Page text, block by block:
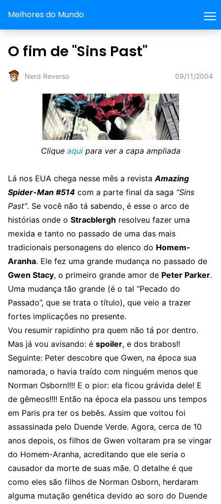
Melhores do Mundo
O fim de "Sins Past"
Nerd Reverso 09/11/2004
Clique aquipara ver a capa ampliada
Lá nos EUA chega nesse mês a revistaAmazing
Spider-Man #514 com a parte final da saga “Sins
Past”. Se você não tá sabendo, é esse o arco de
histórias onde o Stracblergh resolveu fazer uma
mexida e tanto no passado de uma das mais
tradicionais personagens do elenco do Homem-
Aranha. Ele fez uma grande mudança no passado de
Gwen Stacy, o primeiro grande amor de Peter Parker.
Uma mudança tão grande (é o tal “Pecado do
Passado”, que se trata o título), que veio a trazer
fortes implicações no presente.
Vou resumir rapidinho pra quem não tá por dentro.
Mas já vou avisando: é spoiler, e dos brabos!!
Seguinte: Peter descobre que Gwen, na época sua
namorada, o havia traído com ninguém menos que
Norman Osborn!!!! E o pior: ela ficou grávida dele! E
de gêmeos!!!! Então na época ela passou uns tempos
em Paris pra ter os bebês. Assim que voltou foi
assassinada pelo Duende Verde. Agora, cerca de 10
anos depois, os filhos de Gwen voltaram pra se vingar
do Homem-Aranha, acreditando que ele seria o
causador da morte de suas mãe. O detalhe é que
como eles são filhos de Norman Osborn, herdaram
alguma mutação genética devido ao soro do Duende